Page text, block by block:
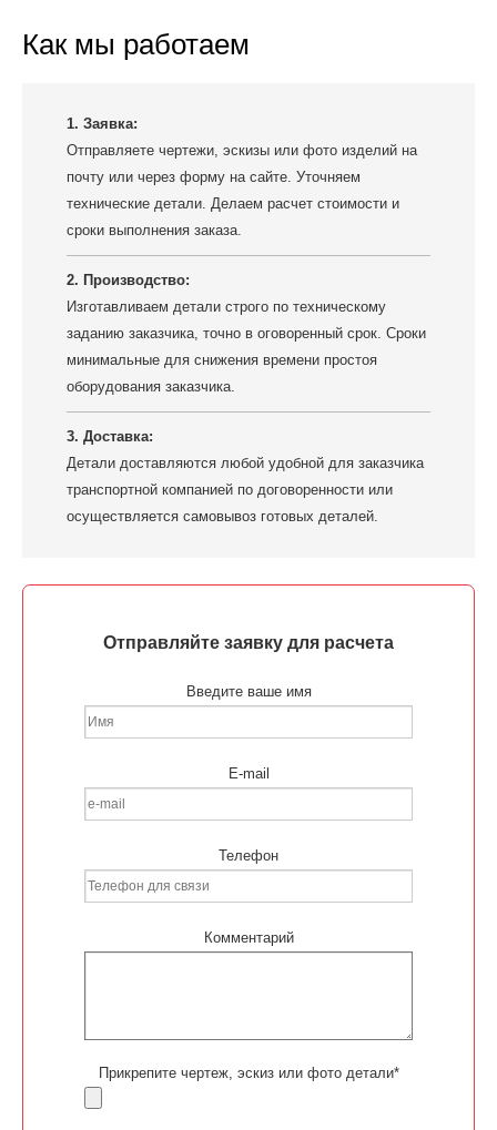
Как мы работаем
1. Заявка:
Отправляете чертежи, эскизы или фото изделий на
почту или через форму на сайте. Уточняем
технические детали. Делаем расчет стоимости и
сроки выполнения заказа.
2. Производство:
Изготавливаем детали строго по техническому
заданию заказчика, точно в оговоренный срок. Сроки
минимальные для снижения времени простоя
оборудования заказчика.
3. Доставка:
Детали доставляются любой удобной для заказчика
транспортной компанией по договоренности или
осуществляется самовывоз готовых деталей.
Отправляйте заявку для расчета
Введите ваше имя
E-mail
Телефон
Комментарий
Прикрепите чертеж, эскиз или фото детали*